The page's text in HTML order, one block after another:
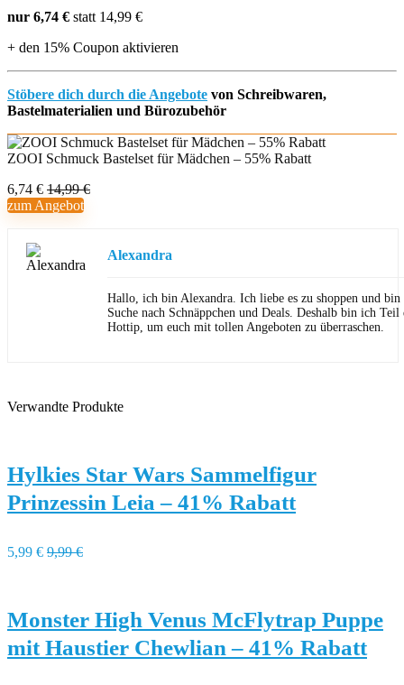
nur 6,74 € statt 14,99 €
+ den 15% Coupon aktivieren
Stöbere dich durch die Angebote von Schreibwaren,
Bastelmaterialien und Bürozubehör
ZOOI Schmuck Bastelset für Mädchen – 55% Rabatt
6,74 € 14,99 €
zum Angebot
Alexandra
Hallo, ich bin Alexandra. Ich liebe es zu shoppen und
Suche nach Schnäppchen und Deals. Deshalb bin ich Teil
Hottip, um euch mit tollen Angeboten zu überraschen.
Verwandte Produkte
Hylkies Star Wars Sammelfigur
Prinzessin Leia – 41% Rabatt
5,99 € 9,99 €
Monster High Venus McFlytrap Puppe
mit Haustier Chewlian – 41% Rabatt